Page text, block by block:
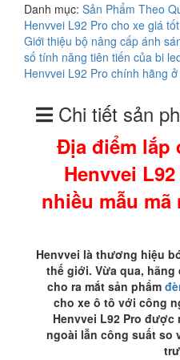
đặt
đèn
bi
led
Henvvei
Pro
cho
Quận
lượng
Danh mục: Sản Phẩm Theo
Henvvei L92 Pro cho xe giá
Giới thiệu bộ nâng cấp ánh
số tính năng tiên tiến của bi
Henvvei L92 Pro chính hãng
Chi tiết sản
Địa điểm lắp
Henvvei
nhiều mẫu mã
Henvvei là thương hiệu
thế giới. Vừa qua,
cho ra mắt sản phẩm
cho xe ô tô với công
Henvvei L92 Pro
ngoài lẫn công suất so